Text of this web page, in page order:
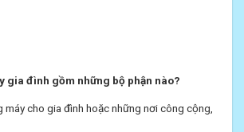
gia đình gồm những bộ phận nào?
cho gia đình hoặc những nơi công cộng,